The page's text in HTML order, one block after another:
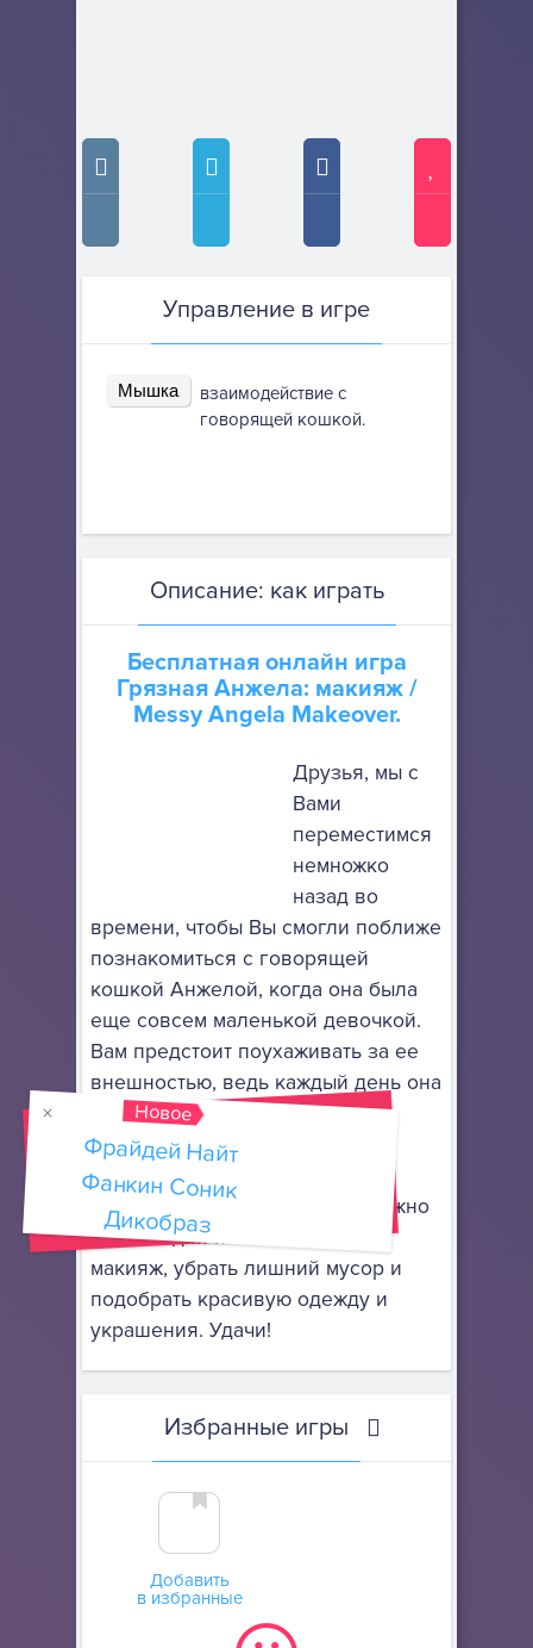
Управление в игре
Мышка
взаимодействие с
говорящей кошкой.
Описание: как играть
Бесплатная онлайн игра
Грязная Анжела: макияж/
Messy Angela Makeover.
Друзья, мы с
Вами
переместимся
немножко
назад во
времени, чтобы Вы смогли поближе
познакомиться с говорящей
кошкой Анжелой, когда она была
еще совсем маленькой девочкой.
Вам предстоит поухаживать за ее
внешностью, ведь каждый день она
возвращалась домой с улицы
очень грязной, но счастливой,
потому что весело проводила
время со своими друзьями. Нужно
сделать для нее качественный
макияж, убрать лишний мусор и
подобрать красивую одежду и
украшения. Удачи!
Избранные игры
Добавить
в избранные
Новое
Фрайдей Найт
Фанкин Соник
Дикобраз